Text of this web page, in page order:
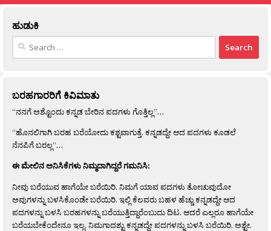
ಹುಡುಕಿ
Search
ಬರಹಗಾರರಿಗೆ ಕಿವಿಮಾತು
“ನನಗೆ ಅಶ್ಟೊಂದು ಕನ್ನಡ ಬೇರಿನ ಪದಗಳು ಗೊತ್ತಿಲ್ಲ”…
“ಹೊನಲಿಗಾಗಿ ಬರಹ ಬರೆಯೋದು ಕಶ್ಟವಾಗುತ್ತೆ. ಕನ್ನಡದ್ದೇ ಆದ ಪದಗಳು ಕೂಡಲೆ
ನೆನಪಿಗೆ ಬರಲ್ಲ”…
ಈ ಮೇಲಿನ ಅನಿಸಿಕೆಗಳು ನಿಮ್ಮದಾಗಿದ್ದರೆ ಗಮನಿಸಿ:
ನೀವು ಬರೆಯುವ ಹಾಗೆಯೇ ಬರೆಯಿರಿ. ನಿಮಗೆ ಯಾವ ಪದಗಳು ತೋಚುವುದೋ
ಅವುಗಳನ್ನು ಬಳಸಿಕೊಂಡೇ ಬರೆಯಿರಿ. ಇಲ್ಲಿ ಕೆಲವರು ಬಹಳ ಹೆಚ್ಚು ಕನ್ನಡದ್ದೇ ಆದ
ಪದಗಳನ್ನು ಬಳಸಿ ಬರಹಗಳನ್ನು ಬರೆಯುತ್ತಿದ್ದಾರೆಂಬುದು ದಿಟ. ಆದರೆ ಎಲ್ಲರೂ ಹಾಗೆಯೇ
ಬರೆಯಬೇಕೆಂದೇನೂ ಇಲ್ಲ. ನಿಮಗಾದಶ್ಟು ಕನ್ನಡದ್ದೇ ಪದಗಳನ್ನು ಬಳಸಿ ಬರೆಯಿರಿ, ಅಶ್ಟೇ.